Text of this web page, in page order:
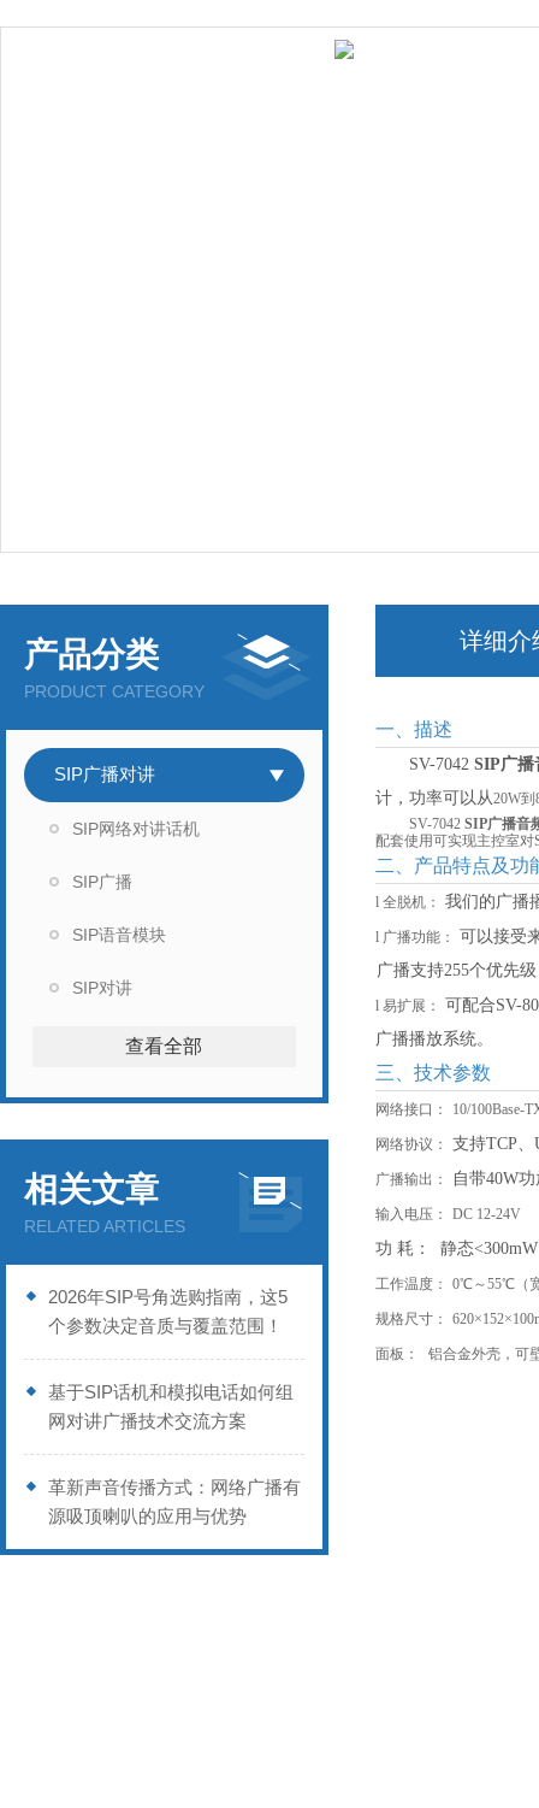
产品分类
PRODUCT CATEGORY
SIP广播对讲
SIP网络对讲话机
SIP广播
SIP语音模块
SIP对讲
查看全部
相关文章
RELATED ARTICLES
2026年SIP号角选购指南，这5
个参数决定音质与覆盖范围！
基于SIP话机和模拟电话如何组
网对讲广播技术交流方案
革新声音传播方式：网络广播有
源吸顶喇叭的应用与优势
详细介
一、描述
SV-7042 SIP广播
计，功率可以从20W到
SV-7042 SIP广播音
配套使用可实现主控室
二、产品特点及功
l 全脱机： 我们的广播
l 广播功能：
可以接受
广播支持255个优先
l 易扩展： 可配合SV-
广播播放系统。
三、技术参数
网络接口： 10/100Base-
网络协议： 支持TCP、
广播输出： 自带40W
输入电压： DC 12-24V
功 耗： 静态<300mW
工作温度： 0℃～55℃（
规格尺寸：
面板： 铝合金外壳，可